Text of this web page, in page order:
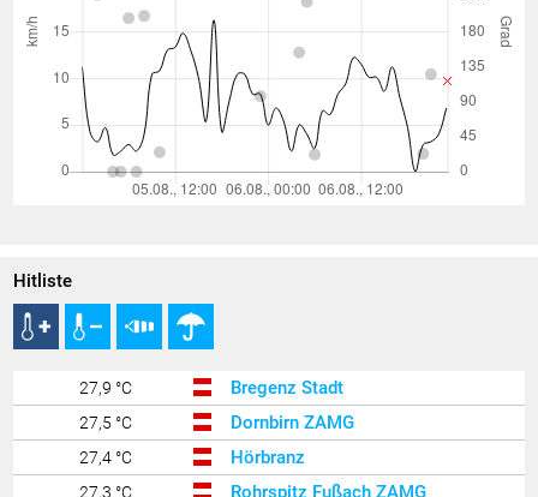
Hitliste
27,9 °C Bregenz Stadt
27,5 °C Dornbirn ZAMG
27,4 °C Hörbranz
27,3 °C Rohrspitz Fußach ZAMG